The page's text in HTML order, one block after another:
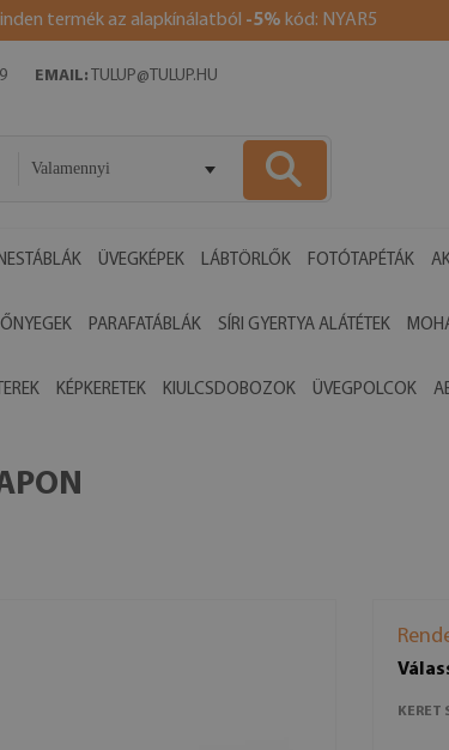
termék az alapkínálatból -5% kód: NYAR5
EMAIL: TULUP@TULUP.HU
Valamennyi
ÜVEGKÉPEK LÁBTÖRLŐK FOTÓTAPÉTÁK
PARAFATÁBLÁK SÍRI GYERTYA ALÁTÉTEK
KÉPKERETEK KIULCSDOBOZOK ÜVEGPOLCOK
KERET